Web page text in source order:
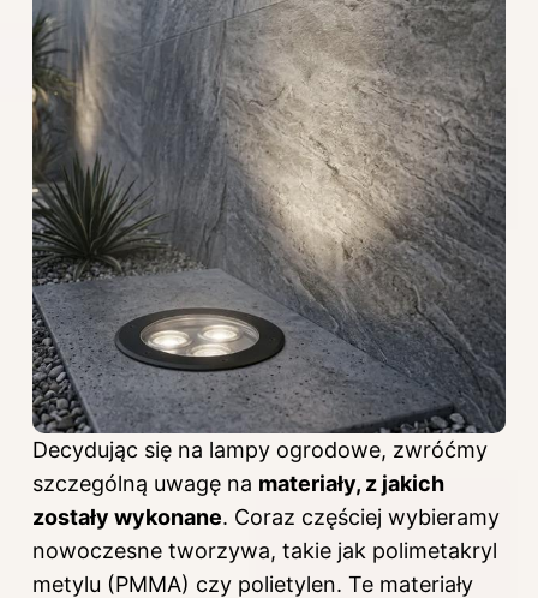
Decydując się na lampy ogrodowe, zwróćmy
szczególną uwagę na materiały, z jakich
zostały wykonane. Coraz częściej wybieramy
nowoczesne tworzywa, takie jak polimetakryl
metylu (PMMA) czy polietylen. Te materiały